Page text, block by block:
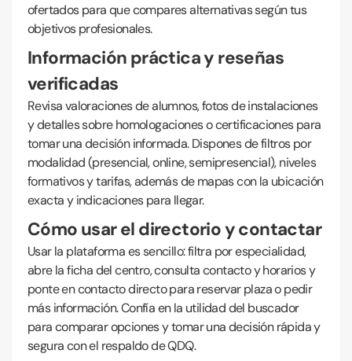
ofertados para que compares alternativas según tus
objetivos profesionales.
Información práctica y reseñas
verificadas
Revisa valoraciones de alumnos, fotos de instalaciones
y detalles sobre homologaciones o certificaciones para
tomar una decisión informada. Dispones de filtros por
modalidad (presencial, online, semipresencial), niveles
formativos y tarifas, además de mapas con la ubicación
exacta y indicaciones para llegar.
Cómo usar el directorio y contactar
Usar la plataforma es sencillo: filtra por especialidad,
abre la ficha del centro, consulta contacto y horarios y
ponte en contacto directo para reservar plaza o pedir
más información. Confía en la utilidad del buscador
para comparar opciones y tomar una decisión rápida y
segura con el respaldo de QDQ.